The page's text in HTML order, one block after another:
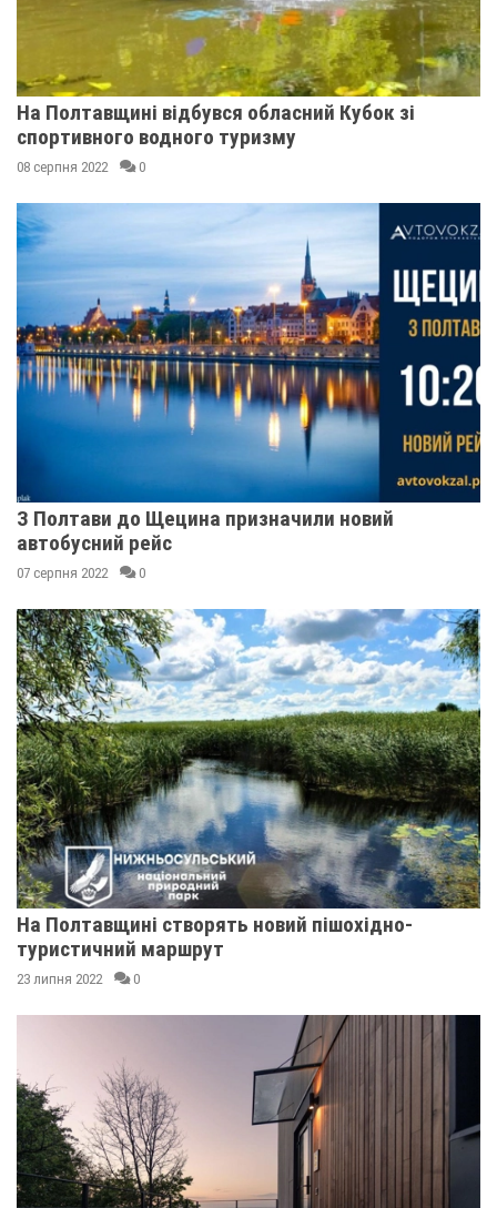
На Полтавщині відбувся обласний Кубок зі
спортивного водного туризму
08 серпня 2022 0
З Полтави до Щецина призначили новий
автобусний рейс
07 серпня 2022 0
На Полтавщині створять новий пішохідно-
туристичний маршрут
23 липня 2022 0